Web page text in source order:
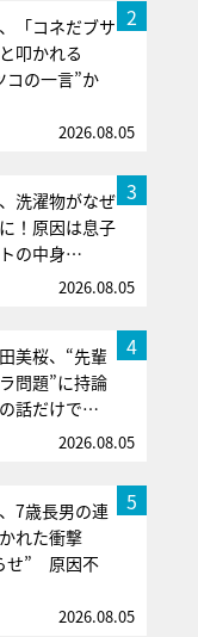
2
「コネだブサ
叩かれる
の一言”か
2026.08.05
3
洗濯物がなぜ
！原因は息子
の中身…
2026.08.05
4
美桜、“先輩
問題”に持論
の話だけで…
2026.08.05
5
7歳長男の連
れた衝撃
せ” 原因不
2026.08.05